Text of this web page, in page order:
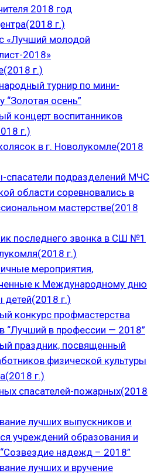
2018 год
г.)
«Лучший молодой
2018»
г.)
турнир по мини-
“Золотая осень”
концерт воспитанников
г.)
в г. Новолукомле(2018
спасатели подразделений МЧС
области соревновались в
мастерстве(2018
последнего звонка в СШ №1
г.)
мероприятия,
к Международному дню
детей(2018 г.)
конкурс профмастерства
“Лучший в профессии — 2018”
праздник, посвященный
физической культуры
г.)
спасателей-пожарных(2018
лучших выпускников и
учреждений образования и
надежд – 2018”
лучших и вручение